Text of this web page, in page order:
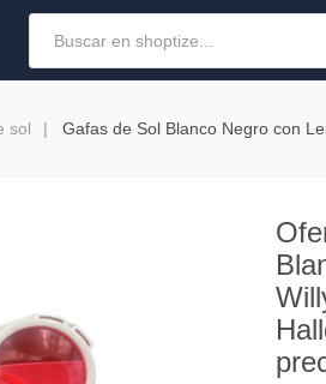
sol Gafas de Sol Blanco Negro con